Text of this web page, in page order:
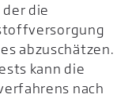
die
abzuschätzen.
kann die
nach